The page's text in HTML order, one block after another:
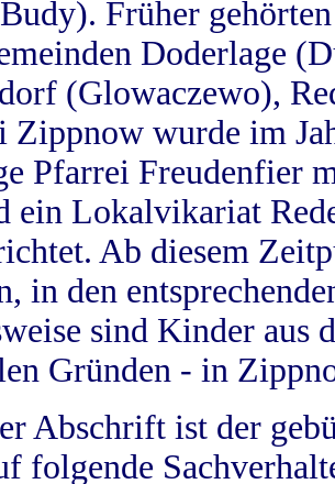
Früher
Doderlage
(Glowaczewo),
Zippnow wurde im
Pfarrei Freudenfier
ein Lokalvikariat
Ab diesem
in den
sind Kinder aus
Gründen - in
Abschrift ist der
folgende